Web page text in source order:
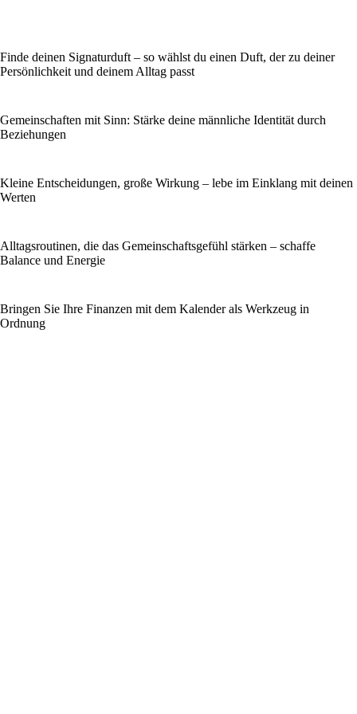
Finde deinen Signaturduft – so wählst du einen Duft, der zu deiner
Persönlichkeit und deinem Alltag passt
Gemeinschaften mit Sinn: Stärke deine männliche Identität durch
Beziehungen
Kleine Entscheidungen, große Wirkung – lebe im Einklang mit deinen
Werten
Alltagsroutinen, die das Gemeinschaftsgefühl stärken – schaffe
Balance und Energie
Bringen Sie Ihre Finanzen mit dem Kalender als Werkzeug in
Ordnung